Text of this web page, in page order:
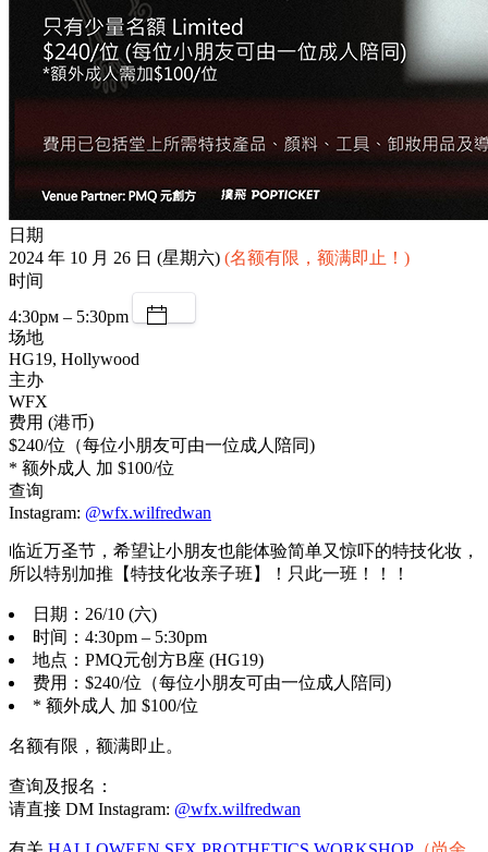
日期
2024 年 10 月 26 日 (星期六) (名额有限，额满即止！)
时间
4:30рм – 5:30pm
场地
HG19, Hollywood
主办
WFX
费用 (港币)
$240/位（每位小朋友可由一位成人陪同)
* 额外成人 加 $100/位
查询
Instagram: @wfx.wilfredwan
临近万圣节，希望让小朋友也能体验简单又惊吓的特技化妆，
所以特别加推【特技化妆亲子班】！只此一班！！！
日期：26/10 (六)
时间：4:30pm – 5:30pm
地点：PMQ元创方B座 (HG19)
费用：$240/位（每位小朋友可由一位成人陪同)
* 额外成人 加 $100/位
名额有限，额满即止。
查询及报名：
请直接 DM Instagram: @wfx.wilfredwan